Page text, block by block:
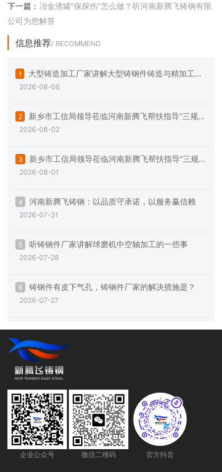
下一篇： 冶金渣罐“保探伤”怎么做？听河南新腾飞铸钢有限
公司为您解答
信息推荐/ RECOMMEND
1
大型铸造加工厂家讲解大型铸钢件铸造与精加工的
一些注意事项
2026-08-06
2
新乡市工信局领导莅临河南新腾飞帮扶指导“三规范
一提升”专项工作
2026-08-02
3
新乡市工信局领导莅临河南新腾飞帮扶指导“三规
范一提升”专项工作
2026-08-01
4 河南新腾飞铸钢：以品质守承诺，以服务赢信赖
2026-07-31
5 听铸钢件厂家讲解球磨机中空轴加工的一些事
2026-07-28
6 铸钢件有皮下气孔，铸钢件厂家的解决措施是？
2026-07-27
企业公众号 微信二维码 官方抖音